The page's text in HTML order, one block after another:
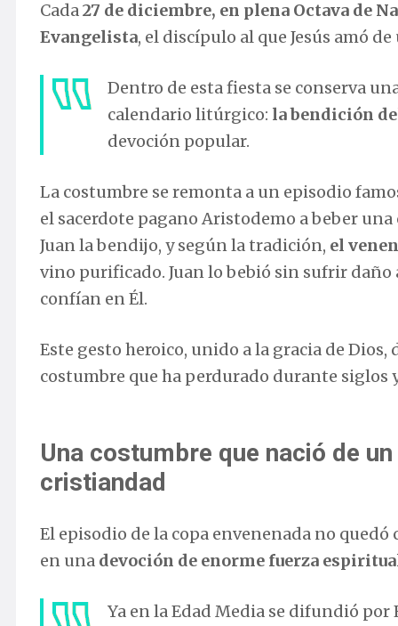
Cada27 de diciembre, en plena Octava de
Evangelista, el discípulo al que Jesús amó
Dentro de esta fiesta se conserva
calendario litúrgico: la bendición
devoción popular.
La costumbre se remonta a un episodio
el sacerdote pagano Aristodemo a beber
Juan la bendijo, y según la tradición, el
vino purificado. Juan lo bebió sin sufrir
confían en Él.
Este gesto heroico, unido a la gracia de
costumbre que ha perdurado durante siglos
Una costumbre que nació de
cristiandad
El episodio de la copa envenenada no
en una devoción de enorme fuerza
Ya en la Edad Media se difundió por